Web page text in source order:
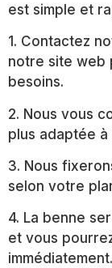
est simple et
1. Contactez
notre site web
besoins.
2. Nous vous
plus adaptée
3. Nous
selon votre
4. La benne
et vous
immédiatement.